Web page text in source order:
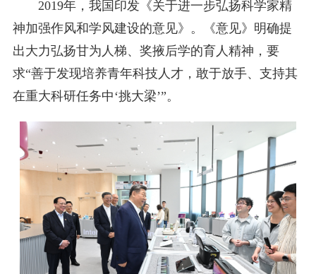
2019年，我国印发《关于进一步弘扬科学家精
神加强作风和学风建设的意见》。《意见》明确提
出大力弘扬甘为人梯、奖掖后学的育人精神，要
求“善于发现培养青年科技人才，敢于放手、支持其
在重大科研任务中‘挑大梁’”。